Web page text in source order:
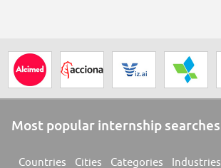
Most popular internship searches
Countries Cities Categories Industries